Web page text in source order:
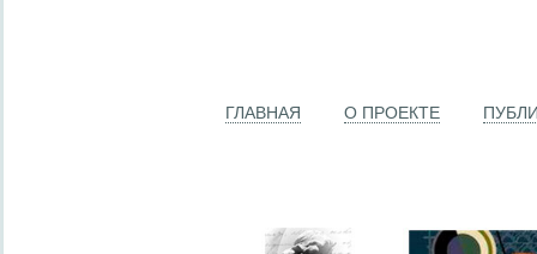
ГЛАВНАЯ О ПРОЕКТЕ